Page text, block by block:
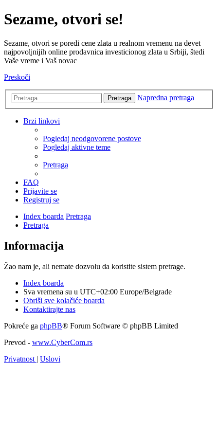
Sezame, otvori se!
Sezame, otvori se poredi cene zlata u realnom vremenu na devet
najpovoljnijih online prodavnica investicionog zlata u Srbiji, štedi
Vaše vreme i Vaš novac
Preskoči
Pretraga Napredna pretraga
Brzi linkovi
Pogledaj neodgovorene postove
Pogledaj aktivne teme
Pretraga
FAQ
Prijavite se
Registruj se
Index boarda Pretraga
Pretraga
Informacija
Žao nam je, ali nemate dozvolu da koristite sistem pretrage.
Index boarda
Sva vremena su u UTC+02:00 Europe/Belgrade
Obriši sve kolačiće boarda
Kontaktirajte nas
Pokreće ga phpBB® Forum Software © phpBB Limited
Prevod - www.CyberCom.rs
Privatnost | Uslovi